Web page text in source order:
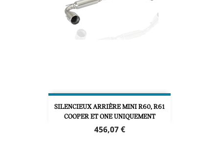
SILENCIEUX ARRIÈRE MINI R60, R61
COOPER ET ONE UNIQUEMENT
Prix
456,07 €